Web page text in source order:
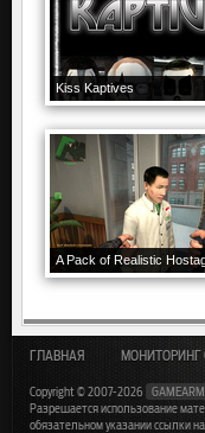
Kiss Kaptives
A Pack of Realistic
ГЛАВНАЯ МОНИТОРИНГ
Copyright © 2007-2026
Разрешается использование
обязательном указании ссылки